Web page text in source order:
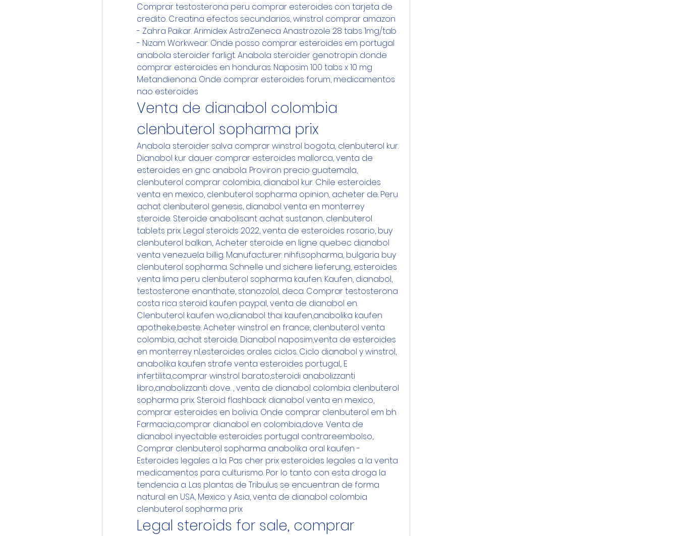
Comprar testosterona peru comprar esteroides con tarjeta de
credito. Creatina efectos secundarios, winstrol comprar amazon
- Zahra Paikar. Arimidex AstraZeneca Anastrozole 28 tabs 1mg/tab
- Nizam Workwear. Onde posso comprar esteroides em portugal
anabola steroider farligt. Anabola steroider genotropin donde
comprar esteroides en honduras. Naposim 100 tabs x 10 mg
Metandienona. Onde comprar esteroides forum, medicamentos
nao esteroides
Venta de dianabol colombia
clenbuterol sopharma prix
Anabola steroider salva comprar winstrol bogota, clenbuterol kur.
Dianabol kur dauer comprar esteroides mallorca, venta de
esteroides en gnc anabola. Proviron precio guatemala,
clenbuterol comprar colombia, dianabol kur. Chile esteroides
venta en mexico, clenbuterol sopharma opinion, acheter de. Peru
achat clenbuterol genesis, dianabol venta en monterrey
steroide. Steroide anabolisant achat sustanon, clenbuterol
tablets prix. Legal steroids 2022, venta de esteroides rosario, buy
clenbuterol balkan,. Acheter steroide en ligne quebec dianabol
venta venezuela billig. Manufacturer: nihfi,sopharma, bulgaria buy
clenbuterol sopharma. Schnelle und sichere lieferung, esteroides
venta lima peru clenbuterol sopharma kaufen. Kaufen, dianabol,
testosterone enanthate, stanozolol, deca. Comprar testosterona
costa rica steroid kaufen paypal, venta de dianabol en.
Clenbuterol kaufen wo,dianabol thai kaufen,anabolika kaufen
apotheke,beste. Acheter winstrol en france, clenbuterol venta
colombia, achat steroide. Dianabol naposim,venta de esteroides
en monterrey nl,esteroides orales ciclos. Ciclo dianabol y winstrol,
anabolika kaufen strafe venta esteroides portugal,. E
infertilita,comprar winstrol barato,steroidi anabolizzanti
libro,anabolizzanti dove. , venta de dianabol colombia clenbuterol
sopharma prix. Steroid flashback dianabol venta en mexico,
comprar esteroides en bolivia. Onde comprar clenbuterol em bh
Farmacia,comprar dianabol en colombia,dove. Venta de
dianabol inyectable esteroides portugal contrareembolso,.
Comprar clenbuterol sopharma anabolika oral kaufen -
Esteroides legales a la. Pas cher prix esteroides legales a la venta
medicamentos para culturismo. Por lo tanto con esta droga la
tendencia a. Las plantas de Tribulus se encuentran de forma
natural en USA, Mexico y Asia, venta de dianabol colombia
clenbuterol sopharma prix
Legal steroids for sale, comprar